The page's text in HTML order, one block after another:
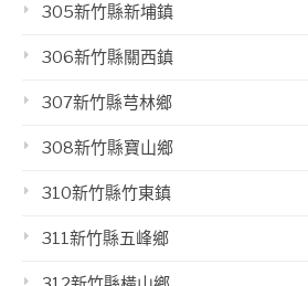
305新竹縣新埔鎮
306新竹縣關西鎮
307新竹縣芎林鄉
308新竹縣寶山鄉
310新竹縣竹東鎮
311新竹縣五峰鄉